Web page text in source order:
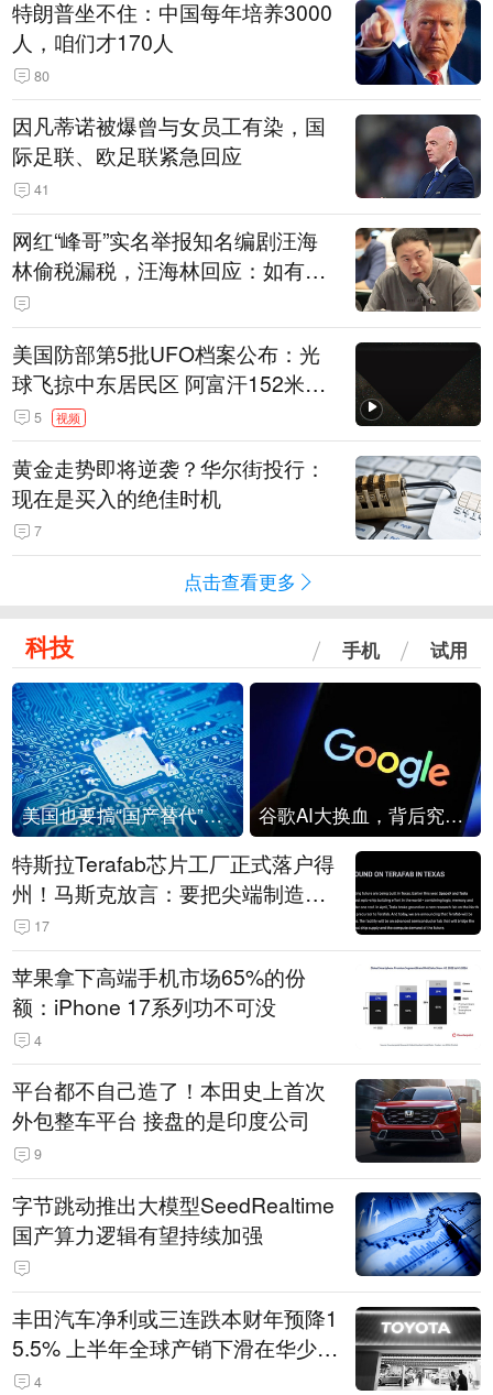
特朗普坐不住：中国每年培养3000
人，咱们才170人
80
因凡蒂诺被爆曾与女员工有染，国
际足联、欧足联紧急回应
41
网红“峰哥”实名举报知名编剧汪海
林偷税漏税，汪海林回应：如有违
法行为，相关机构自会进行评判和
处理
美国防部第5批UFO档案公布：光
球飞掠中东居民区 阿富汗152米三
角形遮蔽星光
5 视频
黄金走势即将逆袭？华尔街投行：
现在是买入的绝佳时机
7
点击查看更多
科技 手机 试用
美国也要搞“国产替代”？先算清三笔账 谷歌AI大换血，背后究竟发生了什么？
特斯拉Terafab芯片工厂正式落户得
州！马斯克放言：要把尖端制造带
回美国
17
苹果拿下高端手机市场65%的份
额：iPhone 17系列功不可没
4
平台都不自己造了！本田史上首次
外包整车平台 接盘的是印度公司
9
字节跳动推出大模型SeedRealtime
国产算力逻辑有望持续加强
丰田汽车净利或三连跌本财年预降1
5.5% 上半年全球产销下滑在华少卖
14.3万辆
4